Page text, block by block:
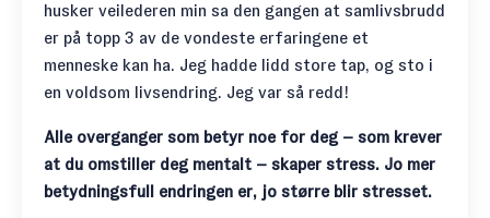
husker veilederen min sa den gangen at samlivsbrudd
er på topp 3 av de vondeste erfaringene et
menneske kan ha. Jeg hadde lidd store tap, og sto i
en voldsom livsendring. Jeg var så redd!
Alle overganger som betyr noe for deg – som krever
at du omstiller deg mentalt – skaper stress. Jo mer
betydningsfull endringen er, jo større blir stresset.